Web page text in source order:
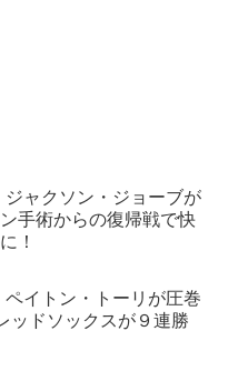
ジャクソン・ジョーブが
手術からの復帰戦で快
！
ペイトン・トーリが圧巻
ッドソックスが９連勝